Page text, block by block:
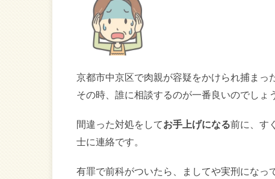
京都市中京区で肉親が容疑をかけられ捕まっ
その時、誰に相談するのが一番良いのでしょ
間違った対処をしてお手上げになる前に、す
士に連絡です。
有罪で前科がついたら、ましてや実刑になっ